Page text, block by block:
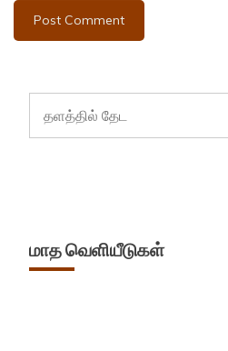
மாத வெளியீடுகள்